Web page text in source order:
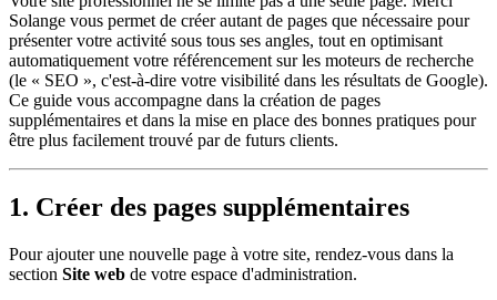
Solange vous permet de créer autant de pages que nécessaire pour
présenter votre activité sous tous ses angles, tout en optimisant
automatiquement votre référencement sur les moteurs de recherche
(le « SEO », c'est-à-dire votre visibilité dans les résultats de Google).
Ce guide vous accompagne dans la création de pages
supplémentaires et dans la mise en place des bonnes pratiques pour
être plus facilement trouvé par de futurs clients.
1. Créer des pages supplémentaires
Pour ajouter une nouvelle page à votre site, rendez-vous dans la
section Site web de votre espace d'administration.